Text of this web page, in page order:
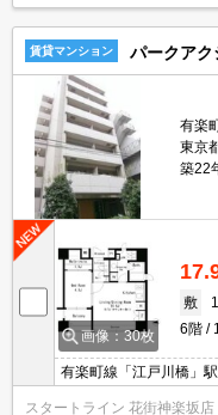
賃貸マンション パークアク
有楽
東京
築22
画像：30枚
敷
6階
有楽町線「江戸川橋
ォークインクローゼッ
スタートライン 花街神楽坂店